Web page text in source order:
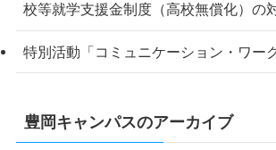
校等就学支援金制度（高校無償化）の
特別活動「コミュニケーション・ワー
豊岡キャンパスのアーカイブ